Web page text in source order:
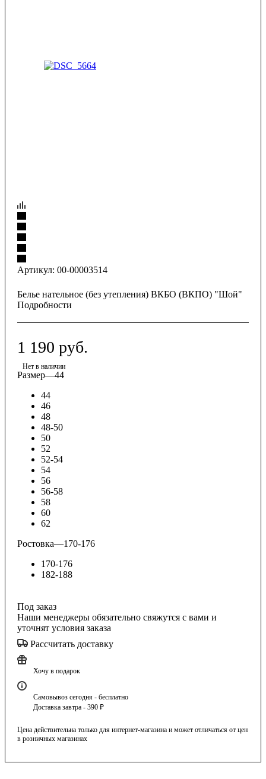
Артикул: 00-00003514
Белье нательное (без утепления) ВКБО (ВКПО) "Шой"
Подробности
1 190 руб.
Нет в наличии
Размер—44
44
46
48
48-50
50
52
52-54
54
56
56-58
58
60
62
Ростовка—170-176
170-176
182-188
Под заказ
Наши менеджеры обязательно свяжутся с вами и
уточнят условия заказа
Рассчитать доставку
Хочу в подарок
Самовывоз сегодня - бесплатно
Доставка завтра - 390 ₽
Цена действительна только для интернет-магазина и может отличаться от цен
в розничных магазинах